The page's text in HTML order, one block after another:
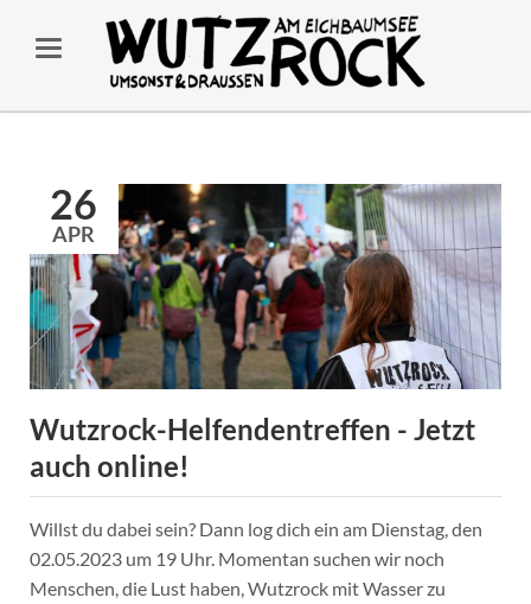
26
APR
Wutzrock-Helfendentreffen - Jetzt
auch online!
Willst du dabei sein? Dann log dich ein am Dienstag, den
02.05.2023 um 19 Uhr. Momentan suchen wir noch
Menschen, die Lust haben, Wutzrock mit Wasser zu